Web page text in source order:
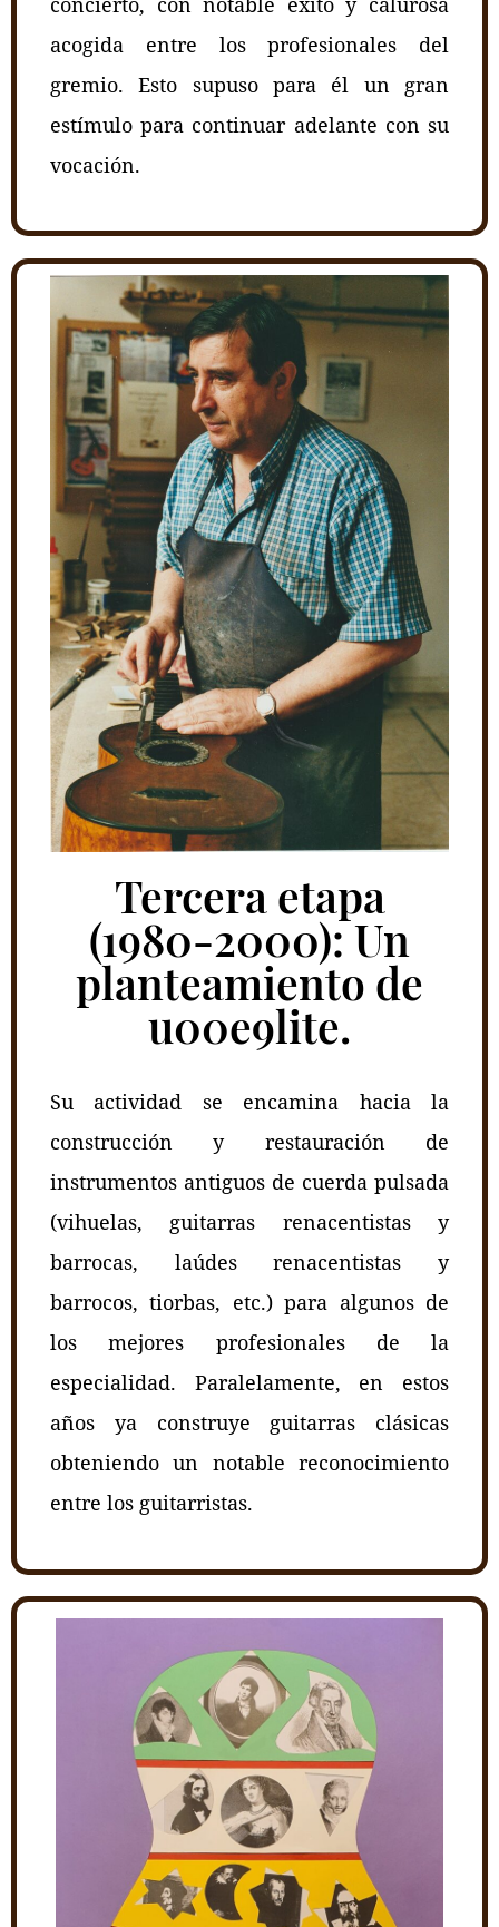
acogida entre los profesionales del
gremio. Esto supuso para él un gran
estímulo para continuar adelante con su
vocación.
Tercera etapa
(1980-2000): Un
planteamiento de
u00e9lite.
Su actividad se encamina hacia la
construcción y restauración de
instrumentos antiguos de cuerda pulsada
(vihuelas, guitarras renacentistas y
barrocas, laúdes renacentistas y
barrocos, tiorbas, etc.) para algunos de
los mejores profesionales de la
especialidad. Paralelamente, en estos
años ya construye guitarras clásicas
obteniendo un notable reconocimiento
entre los guitarristas.